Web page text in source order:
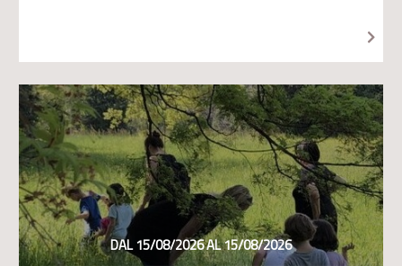
DAL 15/08/2026 AL 15/08/2026